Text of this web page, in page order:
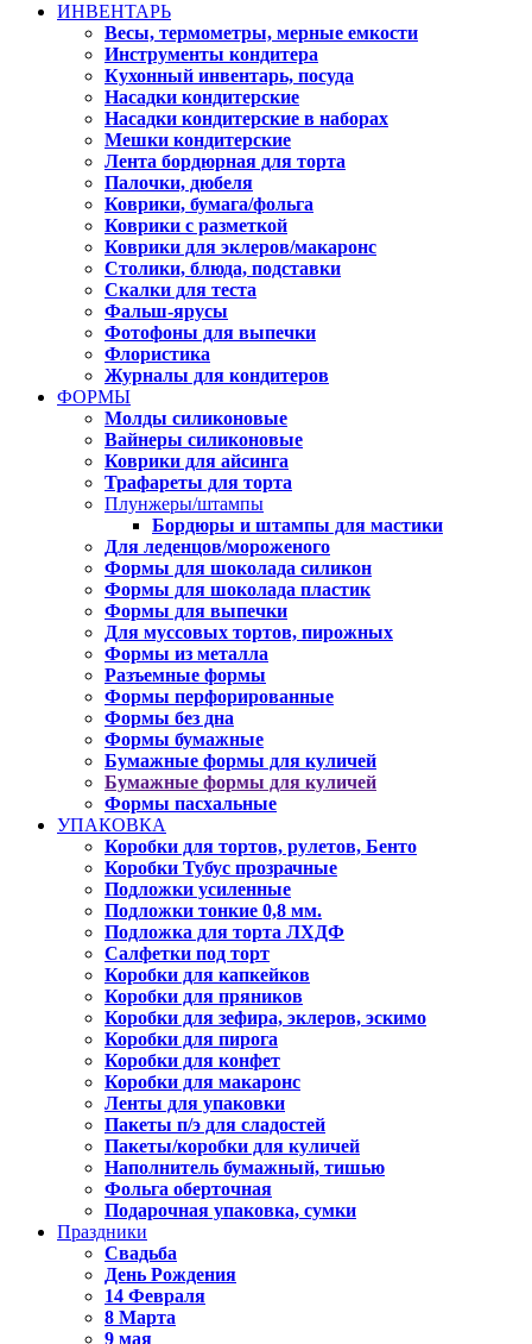
ИНВЕНТАРЬ
Весы, термометры, мерные емкости
Инструменты кондитера
Кухонный инвентарь, посуда
Насадки кондитерские
Насадки кондитерские в наборах
Мешки кондитерские
Лента бордюрная для торта
Палочки, дюбеля
Коврики, бумага/фольга
Коврики с разметкой
Коврики для эклеров/макаронс
Столики, блюда, подставки
Скалки для теста
Фальш-ярусы
Фотофоны для выпечки
Флористика
Журналы для кондитеров
ФОРМЫ
Молды силиконовые
Вайнеры силиконовые
Коврики для айсинга
Трафареты для торта
Плунжеры/штампы
Бордюры и штампы для мастики
Для леденцов/мороженого
Формы для шоколада силикон
Формы для шоколада пластик
Формы для выпечки
Для муссовых тортов, пирожных
Формы из металла
Разъемные формы
Формы перфорированные
Формы без дна
Формы бумажные
Бумажные формы для куличей
Бумажные формы для куличей
Формы пасхальные
УПАКОВКА
Коробки для тортов, рулетов, Бенто
Коробки Тубус прозрачные
Подложки усиленные
Подложки тонкие 0,8 мм.
Подложка для торта ЛХДФ
Салфетки под торт
Коробки для капкейков
Коробки для пряников
Коробки для зефира, эклеров, эскимо
Коробки для пирога
Коробки для конфет
Коробки для макаронс
Ленты для упаковки
Пакеты п/э для сладостей
Пакеты/коробки для куличей
Наполнитель бумажный, тишью
Фольга оберточная
Подарочная упаковка, сумки
Праздники
Свадьба
День Рождения
14 Февраля
8 Марта
9 мая